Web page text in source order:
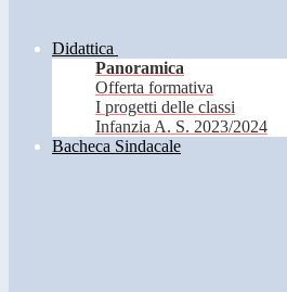
Didattica
Panoramica
Offerta formativa
I progetti delle classi
Infanzia A. S. 2023/2024
Bacheca Sindacale